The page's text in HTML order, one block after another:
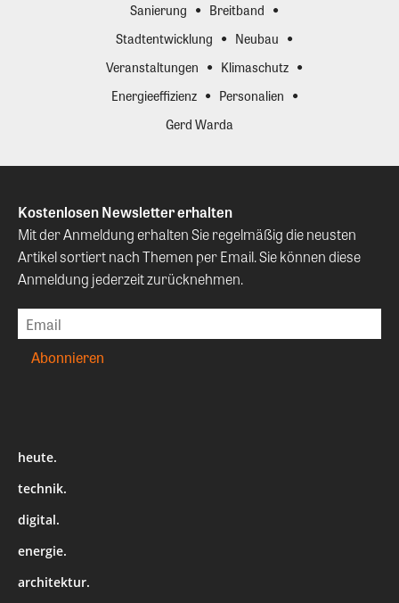
Sanierung
Breitband
Stadtentwicklung
Neubau
Veranstaltungen
Klimaschutz
Energieeffizienz
Personalien
Gerd Warda
Kostenlosen Newsletter erhalten
Mit der Anmeldung erhalten Sie regelmäßig die neusten
Artikel sortiert nach Themen per Email. Sie können diese
Anmeldung jederzeit zurücknehmen.
heute.
technik.
digital.
energie.
architektur.